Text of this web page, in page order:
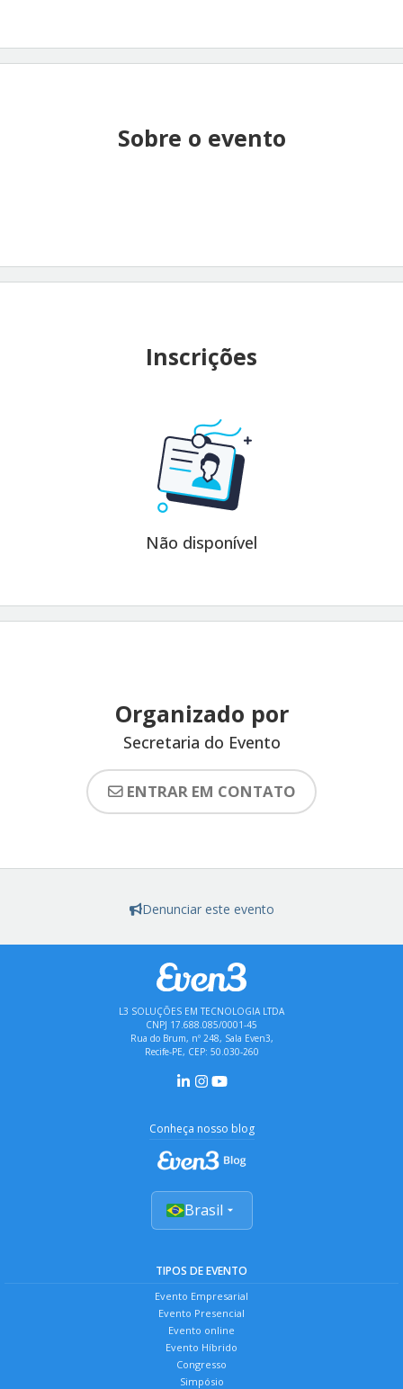
Sobre o evento
Inscrições
Não disponível
Organizado por
Secretaria do Evento
ENTRAR EM CONTATO
Denunciar este evento
L3 SOLUÇÕES EM TECNOLOGIA LTDA
CNPJ 17.688.085/0001-45
Rua do Brum, nº 248, Sala Even3,
Recife-PE, CEP: 50.030-260
Conheça nosso blog
Brasil
TIPOS DE EVENTO
Evento Empresarial
Evento Presencial
Evento online
Evento Híbrido
Congresso
Simpósio